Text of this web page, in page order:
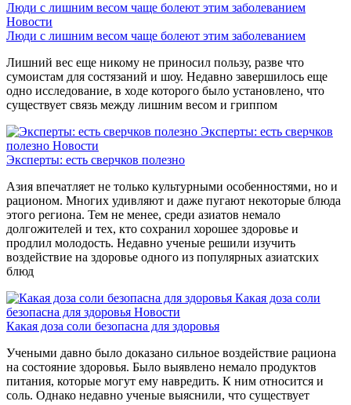
Люди с лишним весом чаще болеют этим заболеванием
Новости
Люди с лишним весом чаще болеют этим заболеванием
Лишний вес еще никому не приносил пользу, разве что
сумоистам для состязаний и шоу. Недавно завершилось еще
одно исследование, в ходе которого было установлено, что
существует связь между лишним весом и гриппом
Эксперты: есть сверчков
полезно Новости
Эксперты: есть сверчков полезно
Азия впечатляет не только культурными особенностями, но и
рационом. Многих удивляют и даже пугают некоторые блюда
этого региона. Тем не менее, среди азиатов немало
долгожителей и тех, кто сохранил хорошее здоровье и
продлил молодость. Недавно ученые решили изучить
воздействие на здоровье одного из популярных азиатских
блюд
Какая доза соли
безопасна для здоровья Новости
Какая доза соли безопасна для здоровья
Учеными давно было доказано сильное воздействие рациона
на состояние здоровья. Было выявлено немало продуктов
питания, которые могут ему навредить. К ним относится и
соль. Однако недавно ученые выяснили, что существует